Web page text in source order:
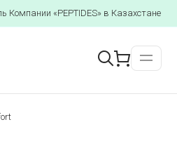
Компании «PEPTIDES» в Казахстане